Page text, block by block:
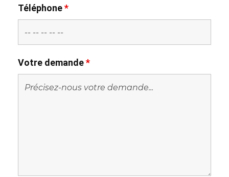
Téléphone*
Votre demande*